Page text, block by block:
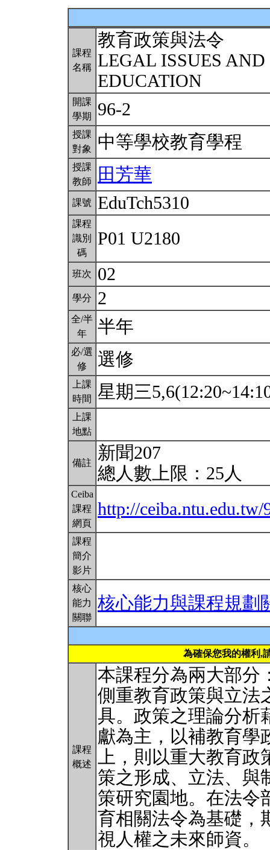
課程
名稱
教育政策與法令
LEGAL ISSUES
EDUCATION
開課
學期
96-2
授課
對象
中等學校教育學程
授課
教師
田芳華
課號 EduTch5310
課程
識別
碼
P01 U2180
班次 02
學分 2
全/半
年
半年
必/選
修
選修
上課
時間
星期三
上課
地點
備註
新聞207
總人數上限：25人
Ceiba
課程
網頁
http://
課程
簡介
影片
核心
能力
關聯
核心能力與課程規劃
為確保您我的權利,
課程
概述
本課程分為兩大部分
側重教育政策與立法
具。政策之理論分析
獻為主，以補教育學
上，則以重大教育政
策之形成、立法、與
策研究園地。在法令
育相關法令為基礎，
視人權之未來師資。